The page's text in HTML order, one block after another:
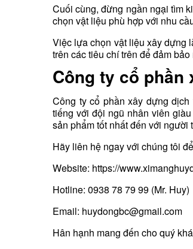
Cuối cùng, đừng ngần ngại tìm
chọn vật liệu phù hợp với nhu
Việc lựa chọn vật liệu xây dựng
trên các tiêu chí trên để đảm
Công ty cổ
Công ty cổ phần xây dựng
tiếng với đội ngũ nhân viên
sản phẩm tốt nhất đến với người
Hãy liên hệ ngay với chúng tôi
Website: https://
Hotline: 0938 78 79 99 (Mr. Huy)
Email: huydongbc@gmail.com
Hân hạnh mang đến cho quý